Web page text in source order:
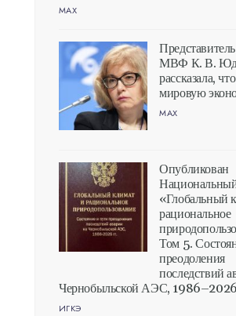
MAX
МВФ К. В.
рассказала,
мировую
MAX
Опубликован
«Глобальный
рациональное
Том 5.
преодоления
последствий
Чернобыльской АЭС,
ИГКЭ